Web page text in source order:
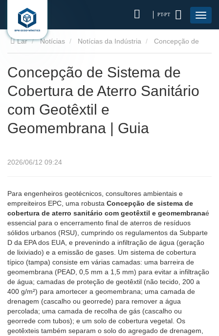
PT-PT
Lar Notícias Notícias da Indústria
Geomembrana | Guia
Concepção de Sistema de
Cobertura de Aterro Sanitário
com Geotêxtil e
Geomembrana | Guia
2026/06/12 09:24
Para engenheiros geotécnicos, consultores ambientais e
empreiteiros EPC, uma robusta Concepção de sistema de
cobertura de aterro sanitário com geotêxtil e geomembranaé
essencial para o encerramento final de aterros de resíduos
sólidos urbanos (RSU), cumprindo os regulamentos da Subparte
D da EPA dos EUA, e prevenindo a infiltração de água (geração
de lixiviado) e a emissão de gases. Um sistema de cobertura
típico (tampa) consiste em várias camadas: uma barreira de
geomembrana (PEAD, 0,5 mm a 1,5 mm) para evitar a infiltração
de água; camadas de proteção de geotêxtil (não tecido, 200 a
400 g/m²) para amortecer a geomembrana; uma camada de
drenagem (cascalho ou georrede) para remover a água
percolada; uma camada de recolha de gás (cascalho ou
georrede com tubos); e um solo de cobertura vegetal. Os
geotêxteis também separam o solo do agregado de drenagem,